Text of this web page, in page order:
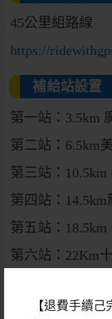
【退費手續己
45公里組路線
https://
補給站設置
第一站：3.5km
第二站：6.5km
第三站：
第四站：
第五站：
第六站：22Km
十全街37-3號